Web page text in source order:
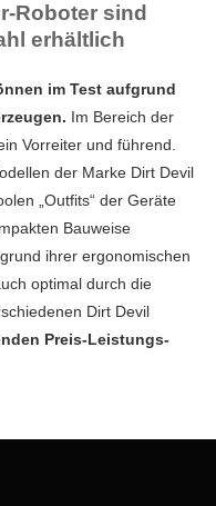
Roboter sind
erhältlich
im Test aufgrund
Im Bereich der
Vorreiter und führend.
der Marke Dirt Devil
„Outfits“ der Geräte
Bauweise
ihrer ergonomischen
optimal durch die
Dirt Devil
Preis-Leistungs-